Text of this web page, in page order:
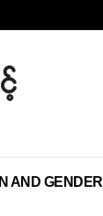
AND GENDER